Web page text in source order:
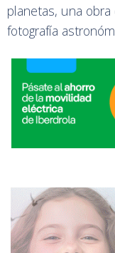
planetas, una obra
fotografía